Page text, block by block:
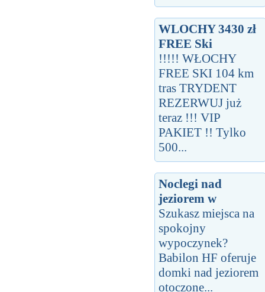
WLOCHY 3430 zł
FREE Ski
!!!!! WŁOCHY
FREE SKI 104 km
tras TRYDENT
REZERWUJ już
teraz !!! VIP
PAKIET !! Tylko
500...
Noclegi nad
jeziorem w
Szukasz miejsca na
spokojny
wypoczynek?
Babilon HF oferuje
domki nad jeziorem
otoczone...